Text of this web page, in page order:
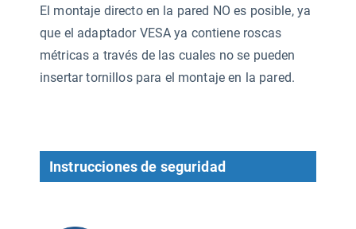
El montaje directo en la pared NO es posible, ya
que el adaptador VESA ya contiene roscas
métricas a través de las cuales no se pueden
insertar tornillos para el montaje en la pared.
Instrucciones de seguridad